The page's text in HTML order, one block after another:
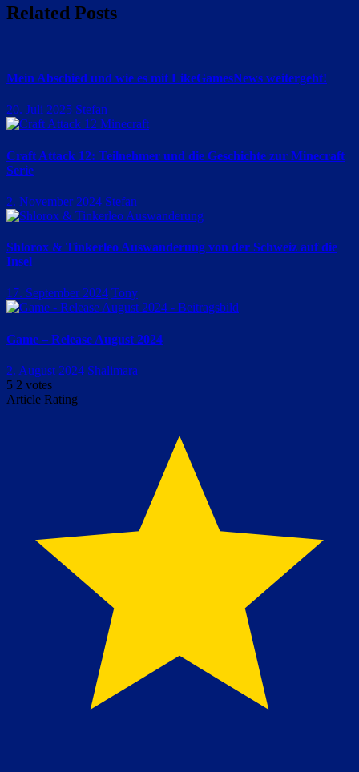
Related Posts
Mein Abschied und wie es mit LikeGamesNews weitergeht!
20. Juli 2025 Stefan
Craft Attack 12: Teilnehmer und die Geschichte zur Minecraft
Serie
2. November 2024 Stefan
Shlorox & Tinkerleo Auswanderung von der Schweiz auf die
Insel
17. September 2024 Tony
Game – Release August 2024
2. August 2024 Shalimara
5 2 votes
Article Rating